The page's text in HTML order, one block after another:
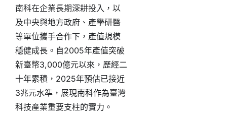
南科在企業長期深耕投入，以
及中央與地方政府、產學研醫
等單位攜手合作下，產值規模
穩健成長。自2005年產值突破
新臺幣3,000億元以來，歷經二
十年累積，2025年預估已接近
3兆元水準，展現南科作為臺灣
科技產業重要支柱的實力。